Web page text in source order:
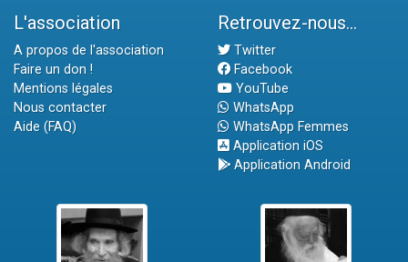
L'association
A propos de l'association
Faire un don !
Mentions légales
Nous contacter
Aide (FAQ)
Retrouvez-nous...
Twitter
Facebook
YouTube
WhatsApp
WhatsApp Femmes
Application iOS
Application Android